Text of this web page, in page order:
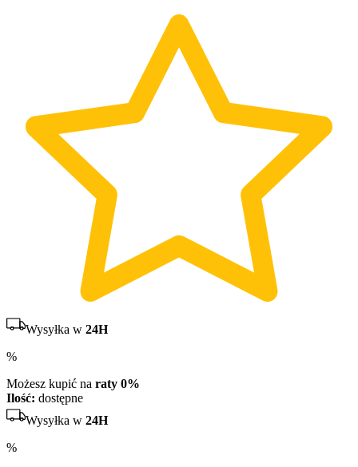
Wysyłka w 24H
%
Możesz kupić na raty 0%
Ilość: dostępne
Wysyłka w 24H
%